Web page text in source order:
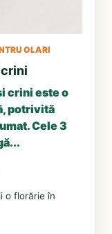
OLARI
crini este o
potrivită
Cele 3
o florărie în